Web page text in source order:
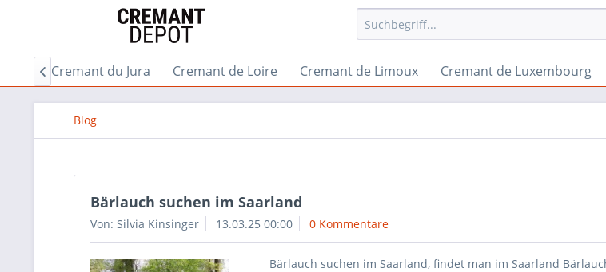
Cremant du Jura Cremant de Loire Cremant de Limoux Cremant de Luxembourg

Blog
Bärlauch suchen im Saarland
Von: Silvia Kinsinger 13.03.25 00:00 0 Kommentare
Bärlauch suchen im Saarland, findet man im Saarland